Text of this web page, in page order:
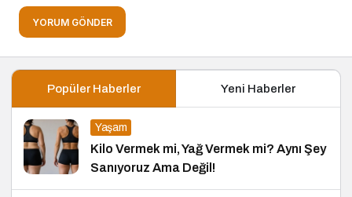
YORUM GÖNDER
Popüler Haberler Yeni Haberler
Yaşam
Kilo Vermek mi, Yağ Vermek mi? Aynı Şey
Sanıyoruz Ama Değil!